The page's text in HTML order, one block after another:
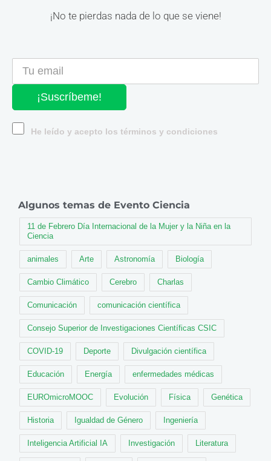
¡No te pierdas nada de lo que se viene!
¡Suscríbeme!
He leído y acepto los términos y condiciones
Algunos temas de Evento Ciencia
11 de Febrero Día Internacional de la Mujer y la Niña en la
Ciencia
animales Arte Astronomía Biología
Cambio Climático Cerebro Charlas
Comunicación comunicación científica
Consejo Superior de Investigaciones Científicas CSIC
COVID-19 Deporte Divulgación científica
Educación Energía enfermedades médicas
EUROmicroMOOC Evolución Física Genética
Historia Igualdad de Género Ingeniería
Inteligencia Artificial IA Investigación Literatura